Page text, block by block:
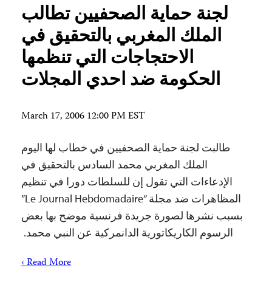
لجنة حماية الصحفيين تطالب
الملك المغربي بالتحقيق في
الاحتجاجات التي تنظمها
الحكومة ضد احدي المجلات
March 17, 2006 12:00 PM EST
طالبت لجنة حماية الصحفيين في خطاب لها اليوم
الملك المغربي محمد السادس بالتحقيق في
الإدعاءات التي تقول إن للسلطات دورا في تنظيم
المظاهرات ضد مجلة “Le Journal Hebdomadaire”
بسبب نشرها لصورة جريدة فرنسية موضح بها بعض
الرسوم الكاريكاتورية الدانمركية عن النبي محمد.
Read More ›